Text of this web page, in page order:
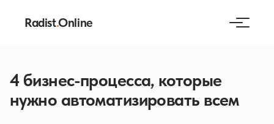
Radist.Online
4 бизнес-процесса, которые
нужно автоматизировать всем